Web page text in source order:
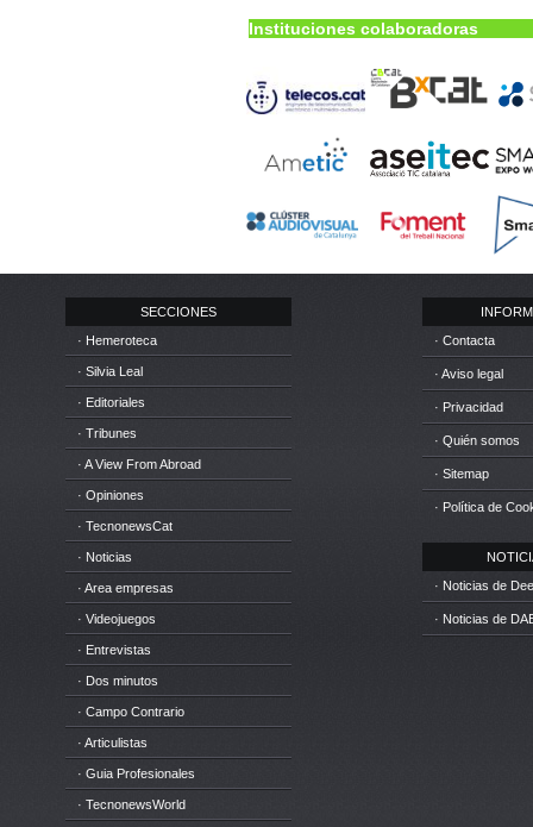
Instituciones colaboradoras
SECCIONES
· Hemeroteca
· Silvia Leal
· Editoriales
· Tribunes
· A View From Abroad
· Opiniones
· TecnonewsCat
· Noticias
· Area empresas
· Videojuegos
· Entrevistas
· Dos minutos
· Campo Contrario
· Articulistas
· Guia Profesionales
· TecnonewsWorld
· Contacta
· Aviso legal
· Privacidad
· Quién somos
· Sitemap
· Política de
· Noticias de
· Noticias de